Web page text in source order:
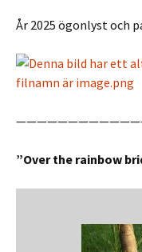
År 2025 ögonlyst och
”Over the rainbow